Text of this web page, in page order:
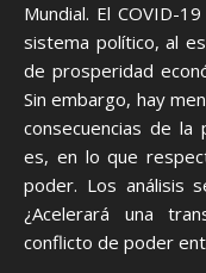
Mundial. El COVID-
sistema político, al
de prosperidad
Sin embargo, hay
consecuencias de la
es, en lo que
poder. Los análisis
¿Acelerará una
conflicto de poder